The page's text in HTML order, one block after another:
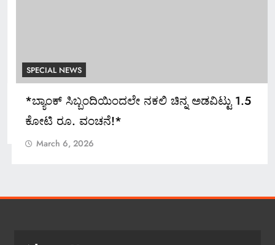
SPECIAL NEWS
*ಬ್ಯಾಂಕ್ ಸಿಬ್ಬಂದಿಯಿಂದಲೇ ನಕಲಿ ಚಿನ್ನ ಅಡವಿಟ್ಟು 1.5
ಕೋಟಿ ರೂ. ವಂಚನೆ!*
March 6, 2026